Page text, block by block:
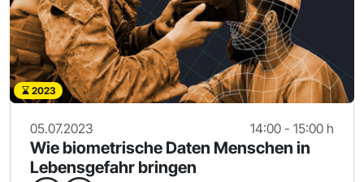
2023
05.07.2023 14:00 - 15:00 h
Wie biometrische Daten Menschen in
Lebensgefahr bringen